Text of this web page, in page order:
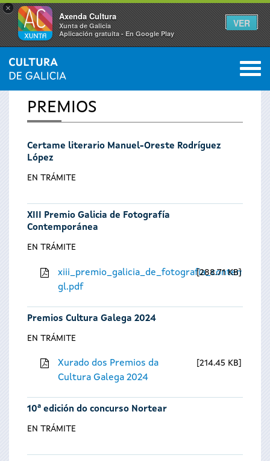
×
Axenda Cultura
Xunta de Galicia
Aplicación gratuíta - En Google Play
VER
Vostede
está
aquí
INICIO 0
PREMIOS
Certame literario Manuel-Oreste Rodríguez
López
EN TRÁMITE
XIII Premio Galicia de Fotografía
Contemporánea
EN TRÁMITE
gl.pdf
288.71 KB
Premios Cultura Galega 2024
EN TRÁMITE
Xurado dos Premios da
Cultura Galega 2024
214.45 KB
10ª edición do concurso Nortear
EN TRÁMITE